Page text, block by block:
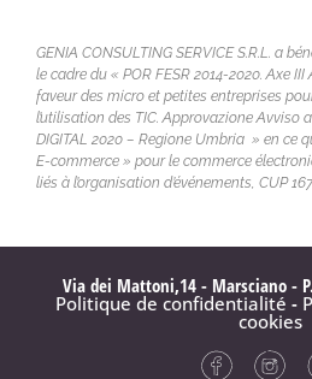
GENIA CONSULTING SERVICE S.R.L. a
le cadre du « POR FESR 2014-2020. Axe
faveur des micro et petites entreprises
l’utilisation des TIC. Approvazione Avviso
DIGITAL 2020 – Regione Umbria » en ce
E-commerce » pour le commerce
liés à l’organisation d’événements, CUP
Via dei Mattoni,14 - Marsciano -
Politique de confidentialité -
cookies